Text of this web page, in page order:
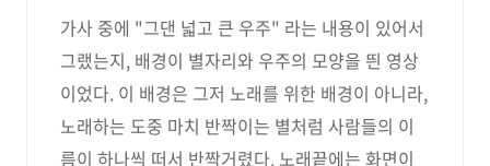
가사 중에 "그댄 넓고 큰 우주" 라는 내용이 있어서
그랬는지, 배경이 별자리와 우주의 모양을 띈 영상
이었다. 이 배경은 그저 노래를 위한 배경이 아니라,
노래하는 도중 마치 반짝이는 별처럼 사람들의 이
름이 하나씩 떠서 반짝거렸다. 노래끝에는 화면이